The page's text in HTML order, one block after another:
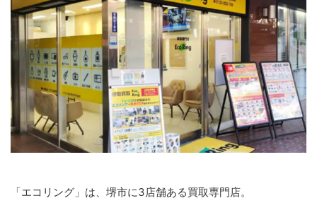
「エコリング」は、堺市に3店舗ある買取専門店。